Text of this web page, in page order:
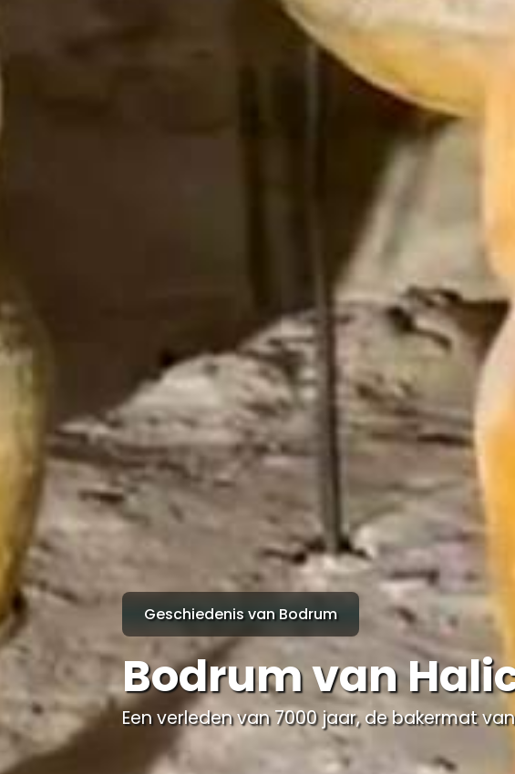
Geschiedenis van Bodrum
Bodrum van
Een verleden van 7000 jaar, de bakermat